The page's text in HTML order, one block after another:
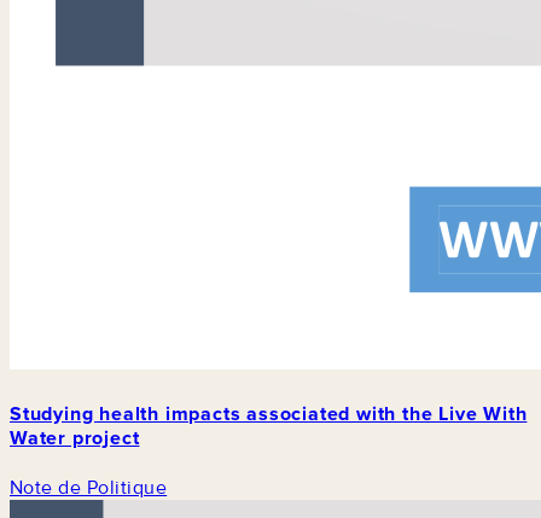
Studying health impacts associated with the Live With
Water project
Note de Politique